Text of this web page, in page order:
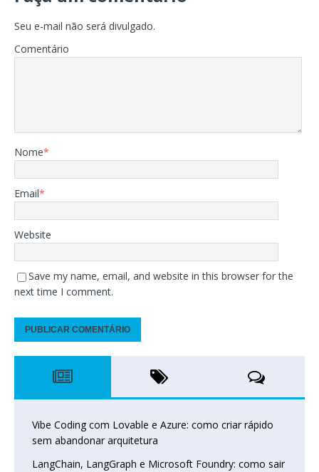
Seu e-mail não será divulgado.
Comentário
Nome*
Email*
Website
Save my name, email, and website in this browser for the
next time I comment.
Vibe Coding com Lovable e Azure: como criar rápido
sem abandonar arquitetura
LangChain, LangGraph e Microsoft Foundry: como sair